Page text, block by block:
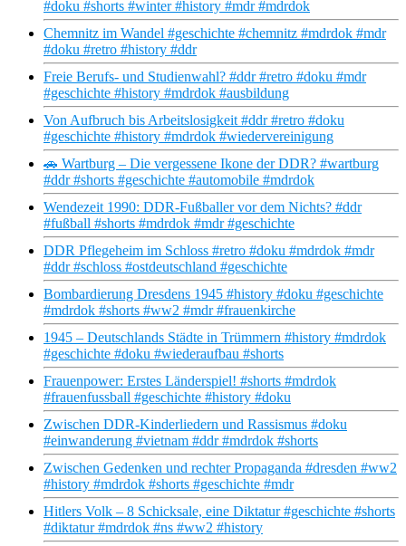
#doku #shorts #winter #history #mdr #mdrdok
Chemnitz im Wandel #geschichte #chemnitz #mdrdok #mdr
#doku #retro #history #ddr
Freie Berufs- und Studienwahl? #ddr #retro #doku #mdr
#geschichte #history #mdrdok #ausbildung
Von Aufbruch bis Arbeitslosigkeit #ddr #retro #doku
#geschichte #history #mdrdok #wiedervereinigung
🚗 Wartburg – Die vergessene Ikone der DDR? #wartburg
#ddr #shorts #geschichte #automobile #mdrdok
Wendezeit 1990: DDR-Fußballer vor dem Nichts? #ddr
#fußball #shorts #mdrdok #mdr #geschichte
DDR Pflegeheim im Schloss #retro #doku #mdrdok #mdr
#ddr #schloss #ostdeutschland #geschichte
Bombardierung Dresdens 1945 #history #doku #geschichte
#mdrdok #shorts #ww2 #mdr #frauenkirche
1945 – Deutschlands Städte in Trümmern #history #mdrdok
#geschichte #doku #wiederaufbau #shorts
Frauenpower: Erstes Länderspiel! #shorts #mdrdok
#frauenfussball #geschichte #history #doku
Zwischen DDR-Kinderliedern und Rassismus #doku
#einwanderung #vietnam #ddr #mdrdok #shorts
Zwischen Gedenken und rechter Propaganda #dresden #ww2
#history #mdrdok #shorts #geschichte #mdr
Hitlers Volk – 8 Schicksale, eine Diktatur #geschichte #shorts
#diktatur #mdrdok #ns #ww2 #history